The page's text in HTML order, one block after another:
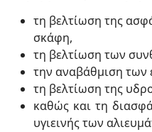
τη βελτίωση της
σκάφη,
τη βελτίωση των
την αναβάθμιση
τη βελτίωση της
καθώς και τη
υγιεινής των